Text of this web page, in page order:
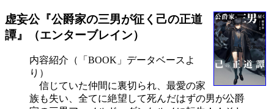
虚妄公『公爵家の三男が征く己の正道
譚』（エンターブレイン）
内容紹介（「BOOK」データベースよ
り）
信じていた仲間に裏切られ、最愛の家
族も失い、全てに絶望して死んだはずの男が公爵